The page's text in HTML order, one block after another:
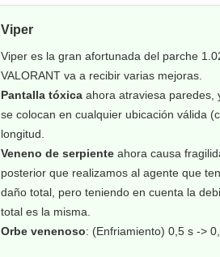
Viper
Viper es la gran afortunada del parche
VALORANT va a recibir varias mejoras.
Pantalla tóxica ahora atraviesa paredes,
se colocan en cualquier ubicación válida
longitud.
Veneno de serpiente ahora causa
posterior que realizamos al agente que
daño total, pero teniendo en cuenta la
total es la misma.
Orbe venenoso: (Enfriamiento) 0,5 s ->